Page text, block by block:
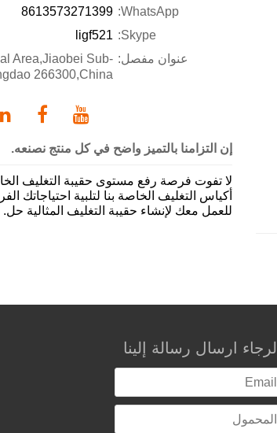
WhatsApp:
8613573271399
Skype:
ligf521
عنوان مفصل: Area,Jiaobei Sub-
266300,China
إن التزامنا بالتميز واضح في كل منتج نصنعه.
لا تفوت فرصة رفع مستوى حقيبة التغليف
أكياس التغليف الخاصة بنا لتلبية احتياجاتك
للعمل معك لإنشاء حقيبة التغليف المثالية حل.
الرجاء ارسال رسالة إلينا